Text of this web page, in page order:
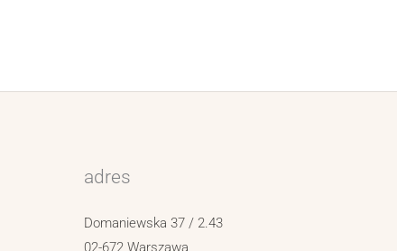
adres
Domaniewska 37 / 2.43
02-672 Warszawa